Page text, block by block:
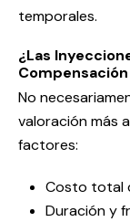
temporales.
¿Las
No
valoración más
factores:
Costo total
Duración y